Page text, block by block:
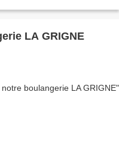
LA GRIGNE